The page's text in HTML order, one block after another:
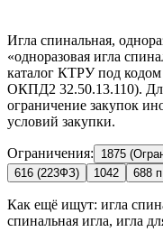
Игла спинальная,
«одноразовая игла
каталог КТРУ под кодом
ОКПД2 32.50.13.110).
ограничение закупок
условий закупки.
Ограничения: 1875
616 (223ФЗ)
1042 688
Как ещё ищут: игла
спинальная игла, игла